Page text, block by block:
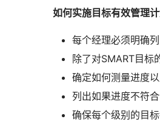
如何实施目标有效管理计
每个经理必须明确
除了对SMART目标
确定如何测量进度
列出如果进度不符
确保每个级别的目